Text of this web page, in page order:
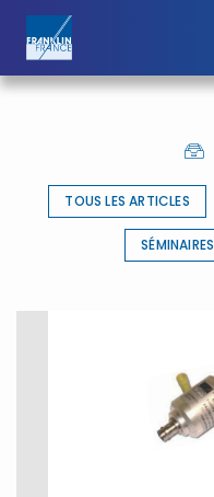
TOUS LES ARTICLES
SÉMINAIRES